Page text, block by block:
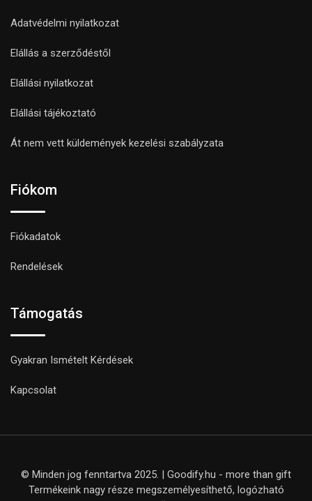
Adatvédelmi nyilatkozat
Elállás a szerződéstől
Elállási nyilatkozat
Elállási tájékoztató
Át nem vett küldemények kezelési szabályzata
Fiókom
Fiókadatok
Rendelések
Támogatás
Gyakran Ismételt Kérdések
Kapcsolat
© Minden jog fenntartva 2025. | Goodify.hu - more than gift
Termékeink nagy része megszemélyesíthető, logózható